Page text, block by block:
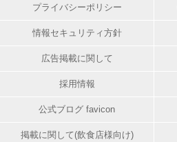
プライバシーポリシー
情報セキュリティ方針
広告掲載に関して
採用情報
公式ブログ favicon
掲載に関して(飲食店様向け)